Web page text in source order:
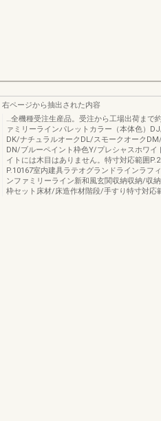
右ページから抽出された内容
…全機種受注生産品。受注から工場出荷まで
ァミリーラインパレットカラー（本体色）
DK/ナチュラルオークDL/スモークオーク
DN/ブルーペイント枠色Y/プレシャスホワイ
イトには木目はありません。特寸対応範囲
P.10167室内建具ラテオグランドラインラフ
ンファミリーライン新和風玄関収納収納/収
枠セット床材/床造作材階段/手すり特寸対応